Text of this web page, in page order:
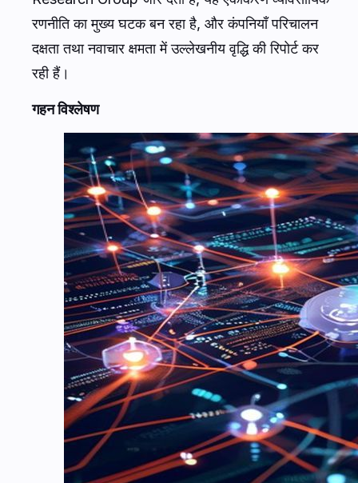
रणनीति का मुख्य घटक बन रहा है, और कंपनियाँ परिचालन
दक्षता तथा नवाचार क्षमता में उल्लेखनीय वृद्धि की रिपोर्ट कर
रही हैं।
गहन विश्लेषण